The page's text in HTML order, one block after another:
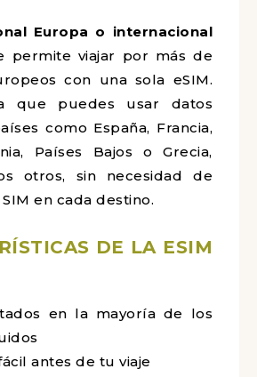
Europa o internacional
permite viajar por más de
con una sola eSIM.
que puedes usar datos
como España, Francia,
Países Bajos o Grecia,
otros, sin necesidad de
en cada destino.
DE LA ESIM
en la mayoría de los
antes de tu viaje